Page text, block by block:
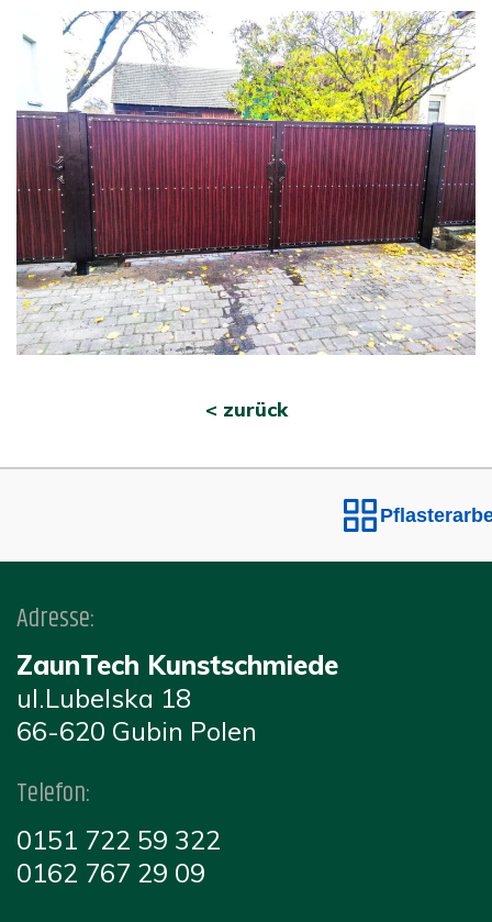
< zurück
Adresse:
ZaunTech Kunstschmiede
ul.Lubelska 18
66-620 Gubin Polen
Telefon:
0151 722 59 322
0162 767 29 09